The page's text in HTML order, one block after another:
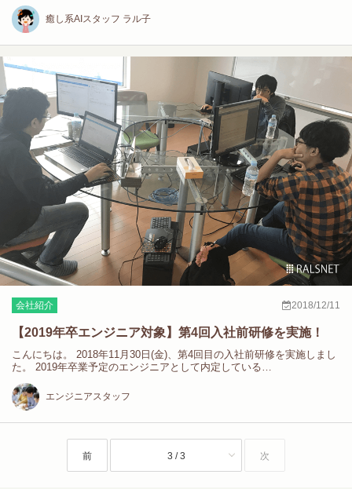
癒し系AIスタッフ ラル子
会社紹介 2018/12/11
【2019年卒エンジニア対象】第4回入社前研修を実施！
こんにちは。 2018年11月30日(金)、第4回目の入社前研修を実施しまし
た。 2019年卒業予定のエンジニアとして内定している…
エンジニアスタッフ
前 3 / 3 次